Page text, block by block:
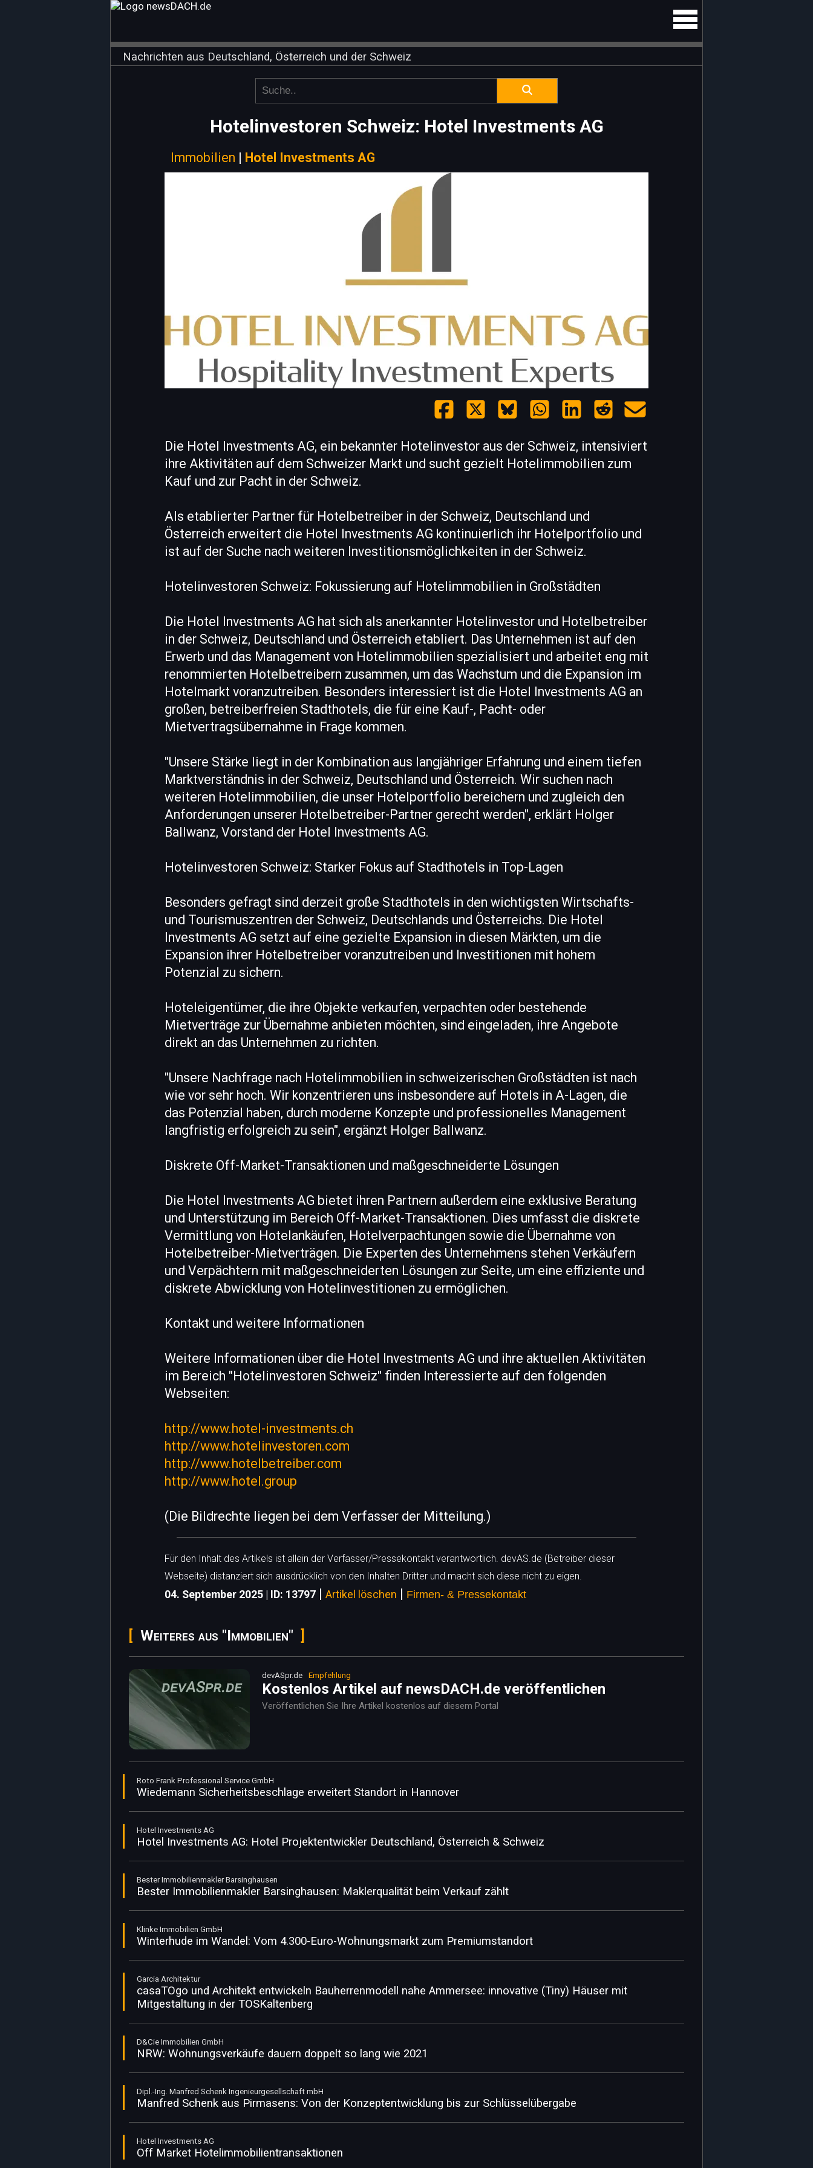
Nachrichten aus Deutschland, Österreich und der Schweiz
Hotelinvestoren Schweiz: Hotel Investments AG
Immobilien | Hotel Investments AG
Die Hotel Investments AG, ein bekannter Hotelinvestor aus der Schweiz, intensiviert
ihre Aktivitäten auf dem Schweizer Markt und sucht gezielt Hotelimmobilien zum
Kauf und zur Pacht in der Schweiz.
Als etablierter Partner für Hotelbetreiber in der Schweiz, Deutschland und
Österreich erweitert die Hotel Investments AG kontinuierlich ihr Hotelportfolio und
ist auf der Suche nach weiteren Investitionsmöglichkeiten in der Schweiz.
Hotelinvestoren Schweiz: Fokussierung auf Hotelimmobilien in Großstädten
Die Hotel Investments AG hat sich als anerkannter Hotelinvestor und Hotelbetreiber
in der Schweiz, Deutschland und Österreich etabliert. Das Unternehmen ist auf den
Erwerb und das Management von Hotelimmobilien spezialisiert und arbeitet eng mit
renommierten Hotelbetreibern zusammen, um das Wachstum und die Expansion im
Hotelmarkt voranzutreiben. Besonders interessiert ist die Hotel Investments AG an
großen, betreiberfreien Stadthotels, die für eine Kauf-, Pacht- oder
Mietvertragsübernahme in Frage kommen.
"Unsere Stärke liegt in der Kombination aus langjähriger Erfahrung und einem tiefen
Marktverständnis in der Schweiz, Deutschland und Österreich. Wir suchen nach
weiteren Hotelimmobilien, die unser Hotelportfolio bereichern und zugleich den
Anforderungen unserer Hotelbetreiber-Partner gerecht werden", erklärt Holger
Ballwanz, Vorstand der Hotel Investments AG.
Hotelinvestoren Schweiz: Starker Fokus auf Stadthotels in Top-Lagen
Besonders gefragt sind derzeit große Stadthotels in den wichtigsten Wirtschafts-
und Tourismuszentren der Schweiz, Deutschlands und Österreichs. Die Hotel
Investments AG setzt auf eine gezielte Expansion in diesen Märkten, um die
Expansion ihrer Hotelbetreiber voranzutreiben und Investitionen mit hohem
Potenzial zu sichern.
Hoteleigentümer, die ihre Objekte verkaufen, verpachten oder bestehende
Mietverträge zur Übernahme anbieten möchten, sind eingeladen, ihre Angebote
direkt an das Unternehmen zu richten.
"Unsere Nachfrage nach Hotelimmobilien in schweizerischen Großstädten ist nach
wie vor sehr hoch. Wir konzentrieren uns insbesondere auf Hotels in A-Lagen, die
das Potenzial haben, durch moderne Konzepte und professionelles Management
langfristig erfolgreich zu sein", ergänzt Holger Ballwanz.
Diskrete Off-Market-Transaktionen und maßgeschneiderte Lösungen
Die Hotel Investments AG bietet ihren Partnern außerdem eine exklusive Beratung
und Unterstützung im Bereich Off-Market-Transaktionen. Dies umfasst die diskrete
Vermittlung von Hotelankäufen, Hotelverpachtungen sowie die Übernahme von
Hotelbetreiber-Mietverträgen. Die Experten des Unternehmens stehen Verkäufern
und Verpächtern mit maßgeschneiderten Lösungen zur Seite, um eine effiziente und
diskrete Abwicklung von Hotelinvestitionen zu ermöglichen.
Kontakt und weitere Informationen
Weitere Informationen über die Hotel Investments AG und ihre aktuellen Aktivitäten
im Bereich "Hotelinvestoren Schweiz" finden Interessierte auf den folgenden
Webseiten:
http://www.hotel-investments.ch
http://www.hotelinvestoren.com
http://www.hotelbetreiber.com
http://www.hotel.group
(Die Bildrechte liegen bei dem Verfasser der Mitteilung.)
Für den Inhalt des Artikels ist allein der Verfasser/Pressekontakt verantwortlich. devAS.de (Betreiber dieser
Webseite) distanziert sich ausdrücklich von den Inhalten Dritter und macht sich diese nicht zu eigen.
04. September 2025 | ID: 13797 | Artikel löschen | Firmen- & Pressekontakt
Weiteres aus "Immobilien"
devASpr.de Empfehlung
Kostenlos Artikel auf newsDACH.de veröffentlichen
Veröffentlichen Sie Ihre Artikel kostenlos auf diesem Portal
Roto Frank Professional Service GmbH
Wiedemann Sicherheitsbeschlage erweitert Standort in Hannover
Hotel Investments AG
Hotel Investments AG: Hotel Projektentwickler Deutschland, Österreich & Schweiz
Bester Immobilienmakler Barsinghausen
Bester Immobilienmakler Barsinghausen: Maklerqualität beim Verkauf zählt
Klinke Immobilien GmbH
Winterhude im Wandel: Vom 4.300-Euro-Wohnungsmarkt zum Premiumstandort
Garcia Architektur
casaTOgo und Architekt entwickeln Bauherrenmodell nahe Ammersee: innovative (Tiny) Häuser mit
Mitgestaltung in der TOSKaltenberg
D&Cie Immobilien GmbH
NRW: Wohnungsverkäufe dauern doppelt so lang wie 2021
Dipl.-Ing. Manfred Schenk Ingenieurgesellschaft mbH
Manfred Schenk aus Pirmasens: Von der Konzeptentwicklung bis zur Schlüsselübergabe
Hotel Investments AG
Off Market Hotelimmobilientransaktionen